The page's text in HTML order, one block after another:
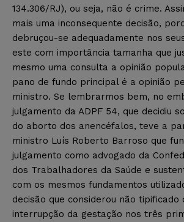
134.306/RJ), ou seja, não é crime.
mais uma inconsequente decisão,
debruçou-se adequadamente nos
este com importância tamanha que
mesmo uma consulta a opinião
pano de fundo principal é a opinião
ministro. Se lembrarmos bem, no
julgamento da ADPF 54, que decidiu
do aborto dos anencéfalos, teve a
ministro Luís Roberto Barroso que
julgamento como advogado da
dos Trabalhadores da Saúde e
com os mesmos fundamentos
decisão que considerou não tipificado
interrupção da gestação nos três